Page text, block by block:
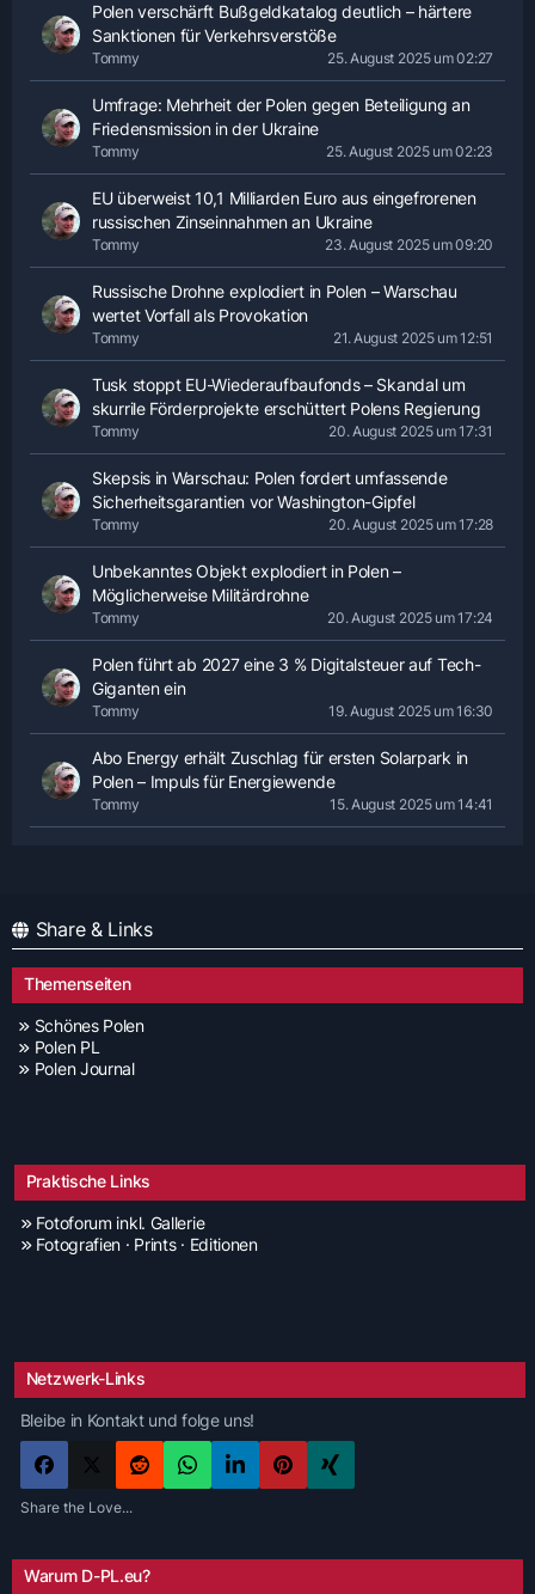
Polen verschärft Bußgeldkatalog deutlich – härtere
Sanktionen für Verkehrsverstöße
Tommy 25. August 2025 um 02:27
Umfrage: Mehrheit der Polen gegen Beteiligung an
Friedensmission in der Ukraine
Tommy 25. August 2025 um 02:23
EU überweist 10,1 Milliarden Euro aus eingefrorenen
russischen Zinseinnahmen an Ukraine
Tommy 23. August 2025 um 09:20
Russische Drohne explodiert in Polen – Warschau
wertet Vorfall als Provokation
Tommy 21. August 2025 um 12:51
Tusk stoppt EU-Wiederaufbaufonds – Skandal um
skurrile Förderprojekte erschüttert Polens Regierung
Tommy 20. August 2025 um 17:31
Skepsis in Warschau: Polen fordert umfassende
Sicherheitsgarantien vor Washington-Gipfel
Tommy 20. August 2025 um 17:28
Unbekanntes Objekt explodiert in Polen –
Möglicherweise Militärdrohne
Tommy 20. August 2025 um 17:24
Polen führt ab 2027 eine 3 % Digitalsteuer auf Tech-
Giganten ein
Tommy 19. August 2025 um 16:30
Abo Energy erhält Zuschlag für ersten Solarpark in
Polen – Impuls für Energiewende
Tommy 15. August 2025 um 14:41
Share & Links
Themenseiten
Schönes Polen
Polen PL
Polen Journal
Praktische Links
Fotoforum inkl. Gallerie
Fotografien · Prints · Editionen
Netzwerk-Links
Bleibe in Kontakt und folge uns!
Share the Love...
Warum D-PL.eu?